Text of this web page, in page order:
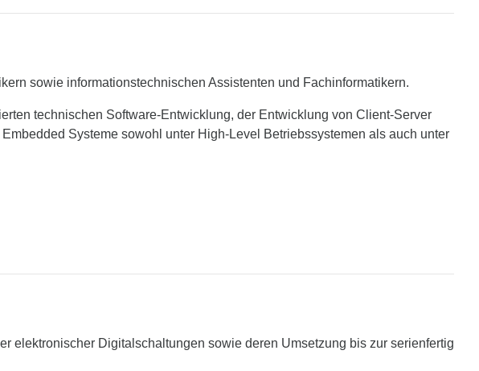
sowie informationstechnischen Assistenten und Fachinformatikern.
technischen Software-Entwicklung, der Entwicklung von Client-Server
Systeme sowohl unter High-Level Betriebssystemen als auch unter
elektronischer Digitalschaltungen sowie deren Umsetzung bis zur serienfertig